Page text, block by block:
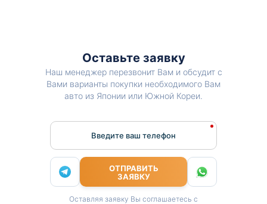
Оставьте заявку
Наш менеджер перезвонит Вам и обсудит с
Вами варианты покупки необходимого Вам
авто из Японии или Южной Кореи.
Введите ваш телефон
ОТПРАВИТЬ
ЗАЯВКУ
Оставляя заявку Вы соглашаетесь с